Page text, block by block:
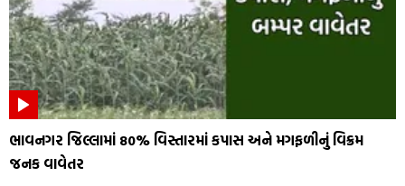
ભાવનગર જિલ્લામાં 80% વિસ્તારમાં કપાસ અને મગફળીનું વિક્રમ
જનક વાવેતર